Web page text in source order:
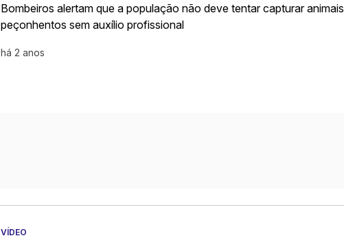
Bombeiros alertam que a população não deve tentar capturar animais
peçonhentos sem auxílio profissional
há 2 anos
VÍDEO